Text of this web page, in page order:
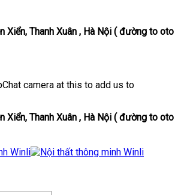
Xiển, Thanh Xuân , Hà Nội ( đường to oto
camera at this to add us to
Xiển, Thanh Xuân , Hà Nội ( đường to oto